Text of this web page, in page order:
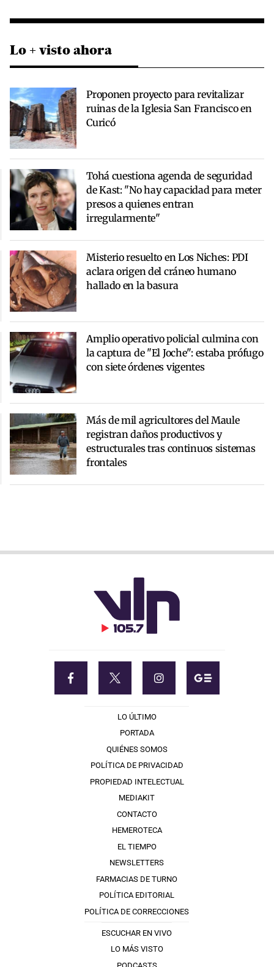
Lo + visto ahora
Proponen proyecto para revitalizar
ruinas de la Iglesia San Francisco en
Curicó
Tohá cuestiona agenda de seguridad
de Kast: "No hay capacidad para meter
presos a quienes entran
irregularmente"
Misterio resuelto en Los Niches: PDI
aclara origen del cráneo humano
hallado en la basura
Amplio operativo policial culmina con
la captura de "El Joche": estaba prófugo
con siete órdenes vigentes
Más de mil agricultores del Maule
registran daños productivos y
estructurales tras continuos sistemas
frontales
LO ÚLTIMO
PORTADA
QUIÉNES SOMOS
POLÍTICA DE PRIVACIDAD
PROPIEDAD INTELECTUAL
MEDIAKIT
CONTACTO
HEMEROTECA
EL TIEMPO
NEWSLETTERS
FARMACIAS DE TURNO
POLÍTICA EDITORIAL
POLÍTICA DE CORRECCIONES
ESCUCHAR EN VIVO
LO MÁS VISTO